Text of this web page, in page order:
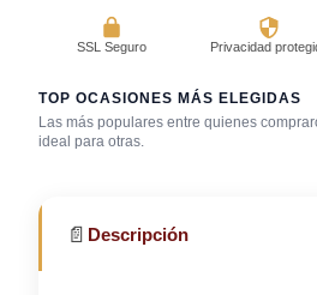
SSL Seguro Privacidad
TOP OCASIONES MÁS ELEGIDAS
Las más populares entre quienes
ideal para otras.
Bar / cocteles
📄 Descripción